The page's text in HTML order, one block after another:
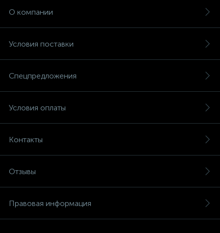
О компании
Условия поставки
Спецпредложения
Условия оплаты
Контакты
Отзывы
Правовая информация